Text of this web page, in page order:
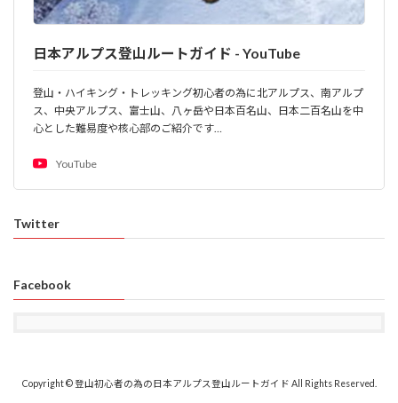
日本アルプス登山ルートガイド - YouTube
登山・ハイキング・トレッキング初心者の為に北アルプス、南アルプ
ス、中央アルプス、富士山、八ヶ岳や日本百名山、日本二百名山を中
心とした難易度や核心部のご紹介です…
YouTube
Twitter
Facebook
Copyright © 登山初心者の為の日本アルプス登山ルートガイド All Rights Reserved.